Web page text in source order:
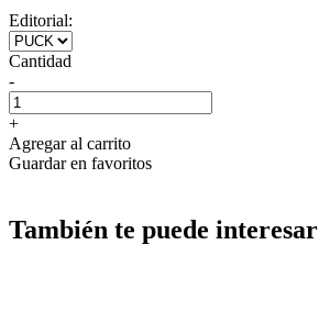
Editorial:
Cantidad
-
+
Agregar al carrito
Guardar en favoritos
También te puede interesar